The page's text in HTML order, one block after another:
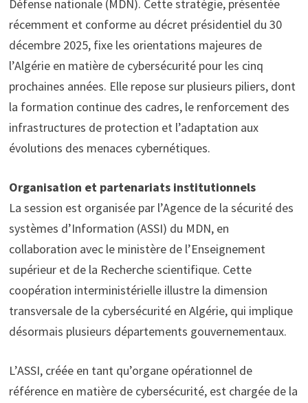
Défense nationale (MDN). Cette stratégie, présentée
récemment et conforme au décret présidentiel du 30
décembre 2025, fixe les orientations majeures de
l’Algérie en matière de cybersécurité pour les cinq
prochaines années. Elle repose sur plusieurs piliers, dont
la formation continue des cadres, le renforcement des
infrastructures de protection et l’adaptation aux
évolutions des menaces cybernétiques.
Organisation et partenariats institutionnels
La session est organisée par l’Agence de la sécurité des
systèmes d’Information (ASSI) du MDN, en
collaboration avec le ministère de l’Enseignement
supérieur et de la Recherche scientifique. Cette
coopération interministérielle illustre la dimension
transversale de la cybersécurité en Algérie, qui implique
désormais plusieurs départements gouvernementaux.
L’ASSI, créée en tant qu’organe opérationnel de
référence en matière de cybersécurité, est chargée de la